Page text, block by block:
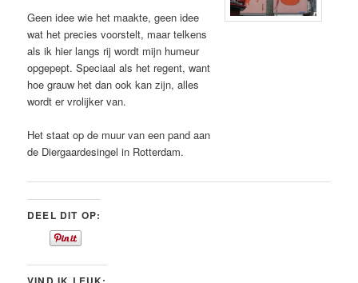
Geen idee wie het maakte, geen idee
wat het precies voorstelt, maar telkens
als ik hier langs rij wordt mijn humeur
opgepept. Speciaal als het regent, want
hoe grauw het dan ook kan zijn, alles
wordt er vrolijker van.
Het staat op de muur van een pand aan
de Diergaardesingel in Rotterdam.
DEEL DIT OP: